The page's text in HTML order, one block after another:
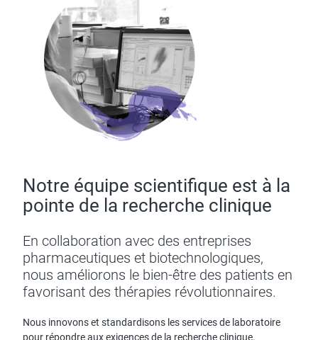
Notre équipe scientifique est à la
pointe de la recherche clinique
En collaboration avec des entreprises
pharmaceutiques et biotechnologiques,
nous améliorons le bien-être des patients en
favorisant des thérapies révolutionnaires.
Nous innovons et standardisons les services de laboratoire
pour répondre aux exigences de la recherche clinique.